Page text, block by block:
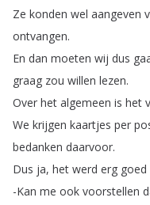
Ze konden wel aangeven
ontvangen.
En dan moeten wij dus
graag zou willen lezen.
Over het algemeen is het
We krijgen kaartjes per
bedanken daarvoor.
Dus ja, het werd erg goed
-Kan me ook voorstellen